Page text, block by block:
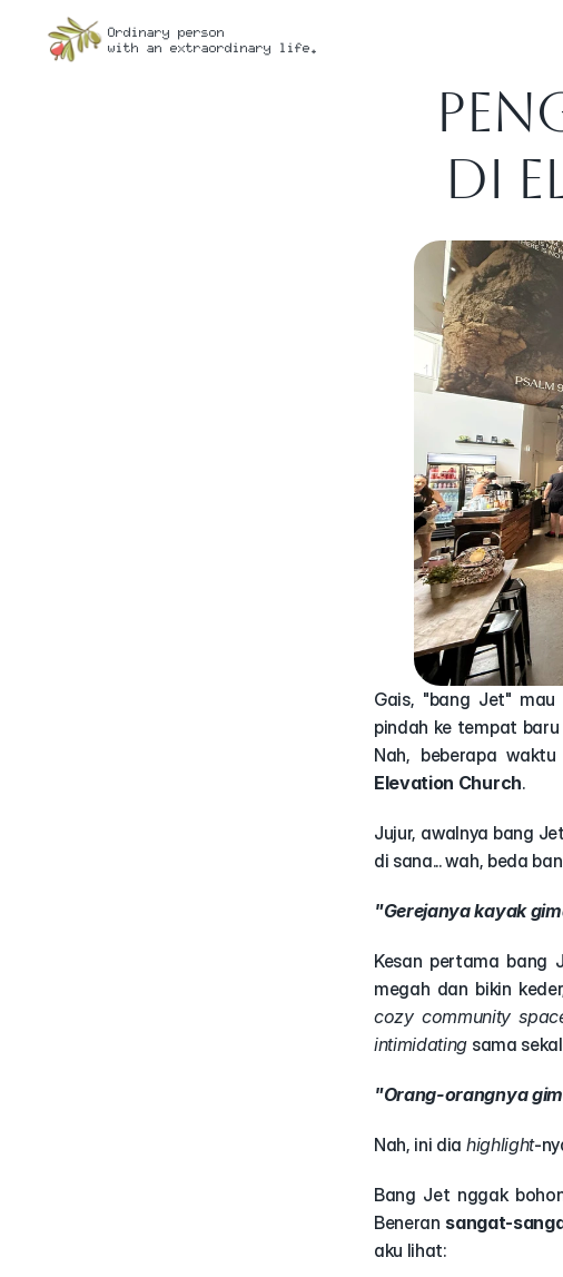
Ordinary person
with an extraordinary life.
di
Gais, "bang Jet"
pindah ke tempat
Elevation Church.
Jujur, awalnya bang
di sana... wah, beda
"Gerejanya kayak
Kesan pertama bang
cozy community
intimidating sama
"Orang-orangnya
Nah, ini dia highlight-
Bang Jet nggak
Beneran sangat-
aku lihat: